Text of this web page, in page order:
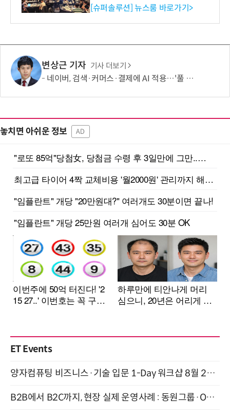
리 성료
[슈퍼솔루션] 뉴스룸 바로가기>
변상근 기자 기사 더보기
네이버, 검색·커머스·결제에 AI 적용…'풀 퍼널' 수익화 강화
놓치면 아쉬운 정보 AD
ET Events
양자컴퓨팅 비즈니스·기술 입문 1-Day 워크샵 8월 28일 개최
B2B에서 B2C까지, 현장 실제 운영사례 : 동원그룹·OCI·다이닝브랜즈그룹·당근 (8/27)